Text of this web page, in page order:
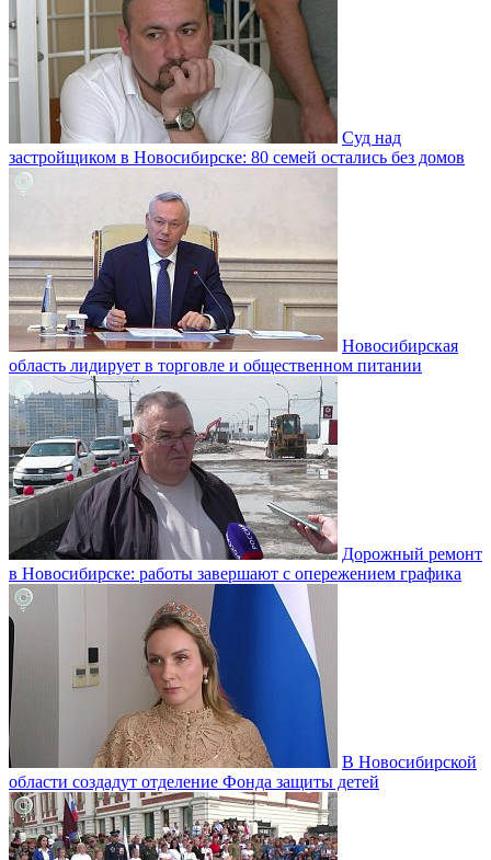
Суд над
застройщиком в Новосибирске: 80 семей остались без домов
Новосибирская
область лидирует в торговле и общественном питании
Дорожный ремонт
в Новосибирске: работы завершают с опережением графика
В Новосибирской
области создадут отделение Фонда защиты детей